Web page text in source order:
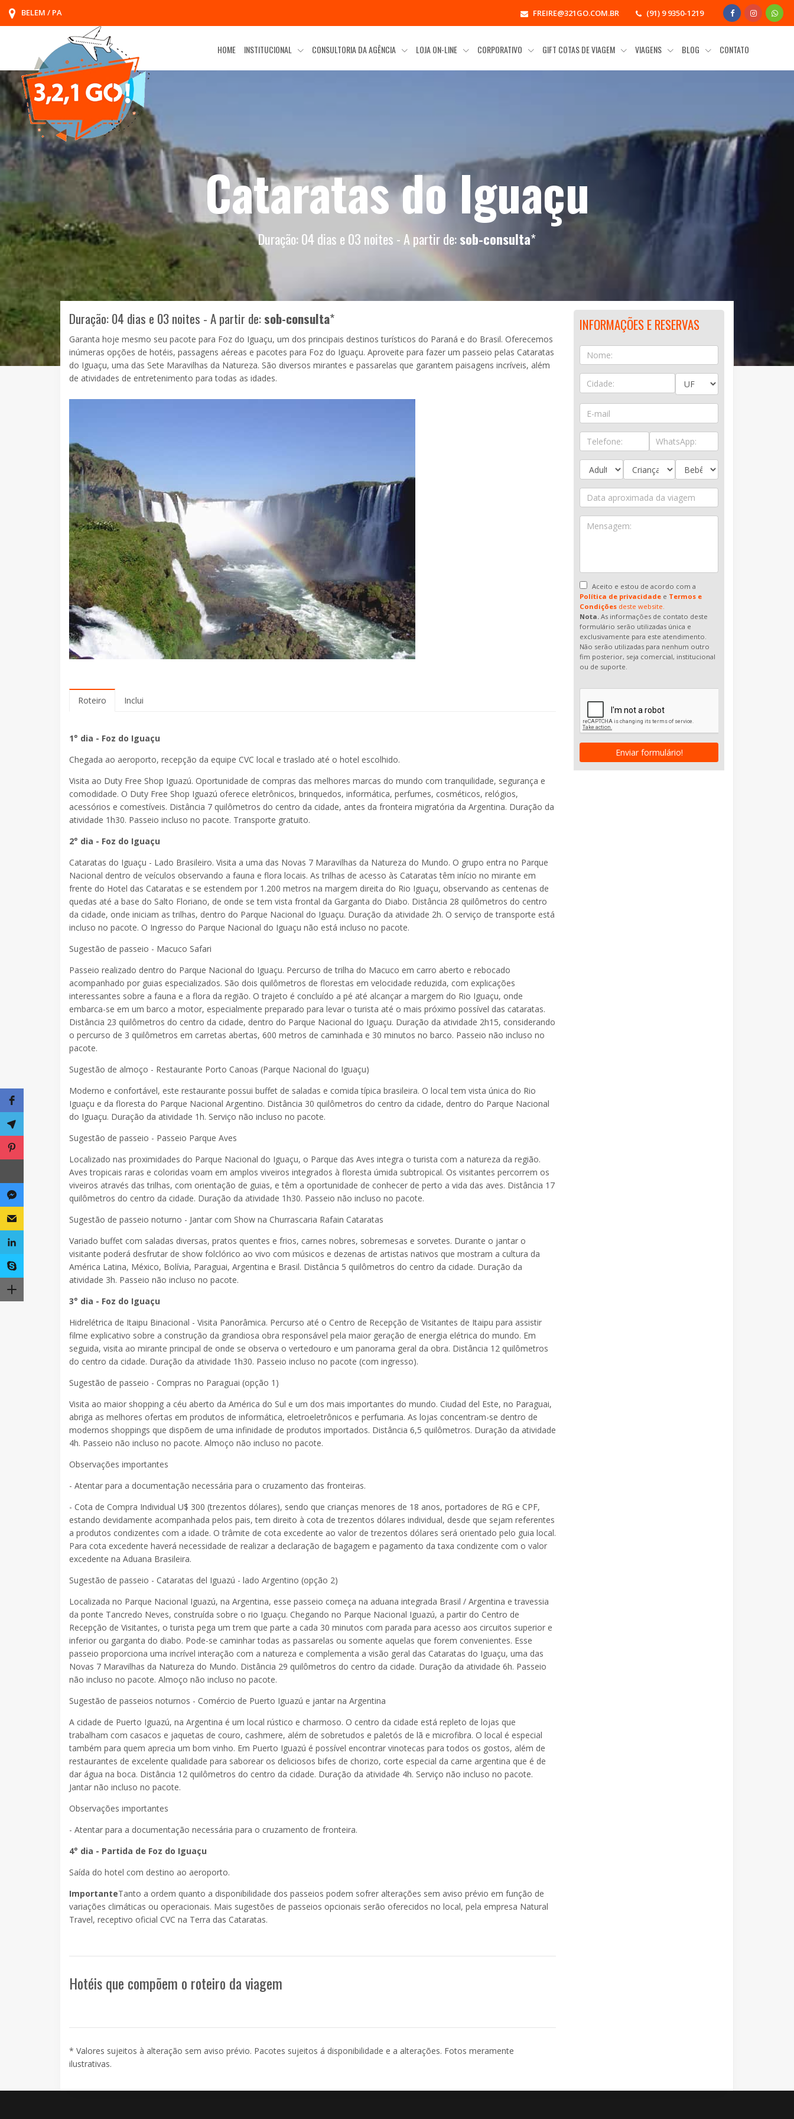
BELEM / PA FREIRE@321GO.COM.BR (91) 9 9350-1219
HOME INSTITUCIONAL CONSULTORIA DA AGÊNCIA LOJA ON-LINE CORPORATIVO GIFT COTAS DE VIAGEM VIAGENS BLOG CONTATO
Cataratas do Iguaçu
Duração: 04 dias e 03 noites - A partir de:sob-consulta*
Duração: 04 dias e 03 noites - A partir de:sob-consulta*
Garanta hoje mesmo seu pacote para Foz do Iguaçu, um dos principais destinos turísticos do Paraná e do Brasil. Oferecemos
inúmeras opções de hotéis, passagens aéreas e pacotes para Foz do Iguaçu. Aproveite para fazer um passeio pelas Cataratas
do Iguaçu, uma das Sete Maravilhas da Natureza. São diversos mirantes e passarelas que garantem paisagens incríveis, além
de atividades de entretenimento para todas as idades.
Roteiro Inclui
1° dia - Foz do Iguaçu
Chegada ao aeroporto, recepção da equipe CVC local e traslado até o hotel escolhido.
Visita ao Duty Free Shop Iguazú. Oportunidade de compras das melhores marcas do mundo com tranquilidade, segurança e
comodidade. O Duty Free Shop Iguazú oferece eletrônicos, brinquedos, informática, perfumes, cosméticos, relógios,
acessórios e comestíveis. Distância 7 quilômetros do centro da cidade, antes da fronteira migratória da Argentina. Duração da
atividade 1h30. Passeio incluso no pacote. Transporte gratuito.
2° dia - Foz do Iguaçu
Cataratas do Iguaçu - Lado Brasileiro. Visita a uma das Novas 7 Maravilhas da Natureza do Mundo. O grupo entra no Parque
Nacional dentro de veículos observando a fauna e flora locais. As trilhas de acesso às Cataratas têm início no mirante em
frente do Hotel das Cataratas e se estendem por 1.200 metros na margem direita do Rio Iguaçu, observando as centenas de
quedas até a base do Salto Floriano, de onde se tem vista frontal da Garganta do Diabo. Distância 28 quilômetros do centro
da cidade, onde iniciam as trilhas, dentro do Parque Nacional do Iguaçu. Duração da atividade 2h. O serviço de transporte está
incluso no pacote. O Ingresso do Parque Nacional do Iguaçu não está incluso no pacote.
Sugestão de passeio - Macuco Safari
Passeio realizado dentro do Parque Nacional do Iguaçu. Percurso de trilha do Macuco em carro aberto e rebocado
acompanhado por guias especializados. São dois quilômetros de florestas em velocidade reduzida, com explicações
interessantes sobre a fauna e a flora da região. O trajeto é concluído a pé até alcançar a margem do Rio Iguaçu, onde
embarca-se em um barco a motor, especialmente preparado para levar o turista até o mais próximo possível das cataratas.
Distância 23 quilômetros do centro da cidade, dentro do Parque Nacional do Iguaçu. Duração da atividade 2h15, considerando
o percurso de 3 quilômetros em carretas abertas, 600 metros de caminhada e 30 minutos no barco. Passeio não incluso no
pacote.
Sugestão de almoço - Restaurante Porto Canoas (Parque Nacional do Iguaçu)
Moderno e confortável, este restaurante possui buffet de saladas e comida típica brasileira. O local tem vista única do Rio
Iguaçu e da floresta do Parque Nacional Argentino. Distância 30 quilômetros do centro da cidade, dentro do Parque Nacional
do Iguaçu. Duração da atividade 1h. Serviço não incluso no pacote.
Sugestão de passeio - Passeio Parque Aves
Localizado nas proximidades do Parque Nacional do Iguaçu, o Parque das Aves integra o turista com a natureza da região.
Aves tropicais raras e coloridas voam em amplos viveiros integrados à floresta úmida subtropical. Os visitantes percorrem os
viveiros através das trilhas, com orientação de guias, e têm a oportunidade de conhecer de perto a vida das aves. Distância 17
quilômetros do centro da cidade. Duração da atividade 1h30. Passeio não incluso no pacote.
Sugestão de passeio noturno - Jantar com Show na Churrascaria Rafain Cataratas
Variado buffet com saladas diversas, pratos quentes e frios, carnes nobres, sobremesas e sorvetes. Durante o jantar o
visitante poderá desfrutar de show folclórico ao vivo com músicos e dezenas de artistas nativos que mostram a cultura da
América Latina, México, Bolívia, Paraguai, Argentina e Brasil. Distância 5 quilômetros do centro da cidade. Duração da
atividade 3h. Passeio não incluso no pacote.
3° dia - Foz do Iguaçu
Hidrelétrica de Itaipu Binacional - Visita Panorâmica. Percurso até o Centro de Recepção de Visitantes de Itaipu para assistir
filme explicativo sobre a construção da grandiosa obra responsável pela maior geração de energia elétrica do mundo. Em
seguida, visita ao mirante principal de onde se observa o vertedouro e um panorama geral da obra. Distância 12 quilômetros
do centro da cidade. Duração da atividade 1h30. Passeio incluso no pacote (com ingresso).
Sugestão de passeio - Compras no Paraguai (opção 1)
Visita ao maior shopping a céu aberto da América do Sul e um dos mais importantes do mundo. Ciudad del Este, no Paraguai,
abriga as melhores ofertas em produtos de informática, eletroeletrônicos e perfumaria. As lojas concentram-se dentro de
modernos shoppings que dispõem de uma infinidade de produtos importados. Distância 6,5 quilômetros. Duração da atividade
4h. Passeio não incluso no pacote. Almoço não incluso no pacote.
Observações importantes
- Atentar para a documentação necessária para o cruzamento das fronteiras.
- Cota de Compra Individual U$ 300 (trezentos dólares), sendo que crianças menores de 18 anos, portadores de RG e CPF,
estando devidamente acompanhada pelos pais, tem direito à cota de trezentos dólares individual, desde que sejam referentes
a produtos condizentes com a idade. O trâmite de cota excedente ao valor de trezentos dólares será orientado pelo guia local.
Para cota excedente haverá necessidade de realizar a declaração de bagagem e pagamento da taxa condizente com o valor
excedente na Aduana Brasileira.
Sugestão de passeio - Cataratas del Iguazú - lado Argentino (opção 2)
Localizada no Parque Nacional Iguazú, na Argentina, esse passeio começa na aduana integrada Brasil / Argentina e travessia
da ponte Tancredo Neves, construída sobre o rio Iguaçu. Chegando no Parque Nacional Iguazú, a partir do Centro de
Recepção de Visitantes, o turista pega um trem que parte a cada 30 minutos com parada para acesso aos circuitos superior e
inferior ou garganta do diabo. Pode-se caminhar todas as passarelas ou somente aquelas que forem convenientes. Esse
passeio proporciona uma incrível interação com a natureza e complementa a visão geral das Cataratas do Iguaçu, uma das
Novas 7 Maravilhas da Natureza do Mundo. Distância 29 quilômetros do centro da cidade. Duração da atividade 6h. Passeio
não incluso no pacote. Almoço não incluso no pacote.
Sugestão de passeios noturnos - Comércio de Puerto Iguazú e jantar na Argentina
A cidade de Puerto Iguazú, na Argentina é um local rústico e charmoso. O centro da cidade está repleto de lojas que
trabalham com casacos e jaquetas de couro, cashmere, além de sobretudos e paletós de lã e microfibra. O local é especial
também para quem aprecia um bom vinho. Em Puerto Iguazú é possível encontrar vinotecas para todos os gostos, além de
restaurantes de excelente qualidade para saborear os deliciosos bifes de chorizo, corte especial da carne argentina que é de
dar água na boca. Distância 12 quilômetros do centro da cidade. Duração da atividade 4h. Serviço não incluso no pacote.
Jantar não incluso no pacote.
Observações importantes
- Atentar para a documentação necessária para o cruzamento de fronteira.
4° dia - Partida de Foz do Iguaçu
Saída do hotel com destino ao aeroporto.
ImportanteTanto a ordem quanto a disponibilidade dos passeios podem sofrer alterações sem aviso prévio em função de
variações climáticas ou operacionais. Mais sugestões de passeios opcionais serão oferecidos no local, pela empresa Natural
Travel, receptivo oficial CVC na Terra das Cataratas.
Hotéis que compõem o roteiro da viagem
* Valores sujeitos à alteração sem aviso prévio. Pacotes sujeitos á disponibilidade e a alterações. Fotos meramente
ilustrativas.
INFORMAÇÕES E RESERVAS
Aceito e estou de acordo com a
Política de privacidade e Termos e
Condições deste website.
Nota. As informações de contato deste
formulário serão utilizadas única e
exclusivamente para este atendimento.
Não serão utilizadas para nenhum outro
fim posterior, seja comercial, institucional
ou de suporte.
Enviar formulário!